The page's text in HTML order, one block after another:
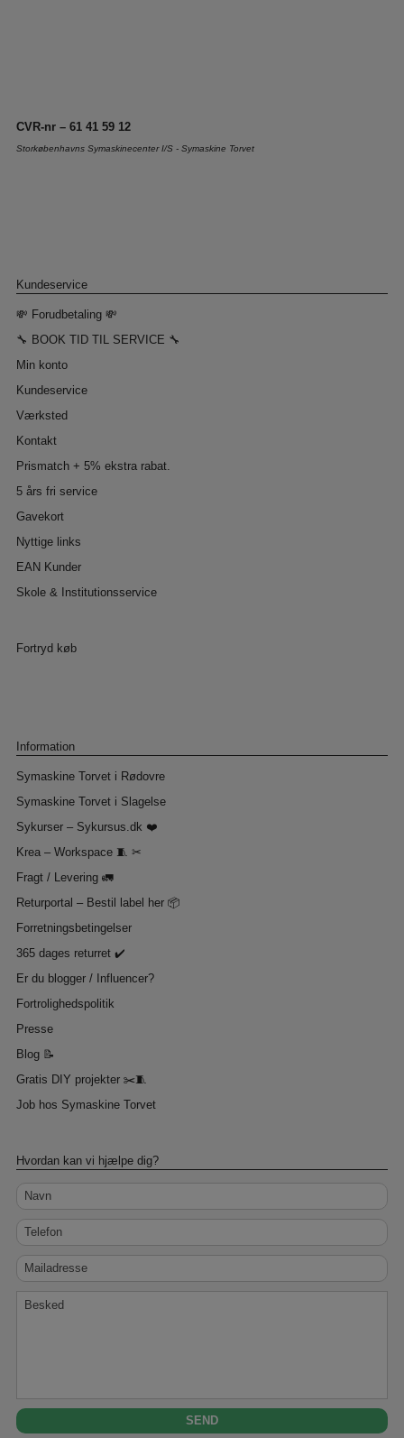
CVR-nr – 61 41 59 12
Storkøbenhavns Symaskinecenter I/S - Symaskine Torvet
Kundeservice
💸 Forudbetaling 💸
🔧 BOOK TID TIL SERVICE 🔧
Min konto
Kundeservice
Værksted
Kontakt
Prismatch + 5% ekstra rabat.
5 års fri service
Gavekort
Nyttige links
EAN Kunder
Skole & Institutionsservice
Fortryd køb
Information
Symaskine Torvet i Rødovre
Symaskine Torvet i Slagelse
Sykurser – Sykursus.dk ❤️
Krea – Workspace 🧵 ✂
Fragt / Levering 🚛
Returportal – Bestil label her 📦
Forretningsbetingelser
365 dages returret ✔️
Er du blogger / Influencer?
Fortrolighedspolitik
Presse
Blog 📝
Gratis DIY projekter ✂️🧵
Job hos Symaskine Torvet
Hvordan kan vi hjælpe dig?
Navn
Telefon
Mailadresse
Besked